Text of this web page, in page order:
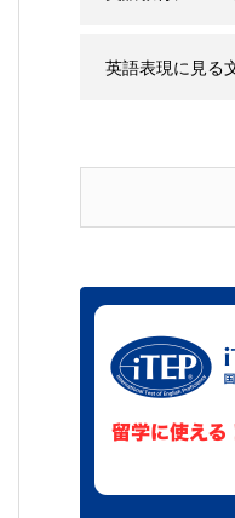
英語表現に見る